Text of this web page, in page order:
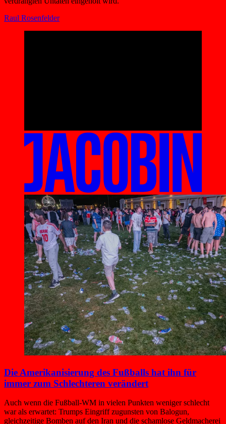
Raul Rosenfelder
Die Amerika­nisierung des Fußballs hat ihn für
immer zum Schlechteren verändert
Auch wenn die Fußball-WM in vielen Punkten weniger schlecht
war als erwartet: Trumps Eingriff zugunsten von Balogun,
gleichzeitige Bomben auf den Iran und die schamlose Geldmacherei